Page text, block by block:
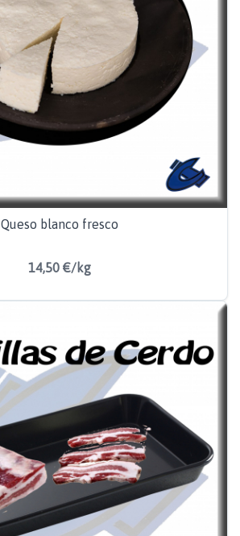
Queso blanco fresco
14,50 €/kg